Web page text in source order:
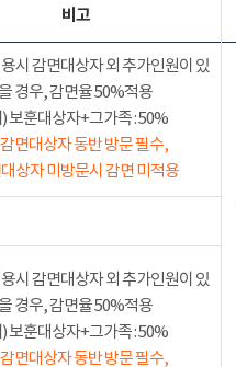
비고
시 감면대상자 외 추가인원이 있
경우, 감면율 50%적용
보훈대상자+그가족 : 50%
면대상자 동반 방문 필수,
상자 미방문시 감면 미적용
시 감면대상자 외 추가인원이 있
경우, 감면율 50%적용
보훈대상자+그가족 : 50%
면대상자 동반 방문 필수,